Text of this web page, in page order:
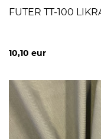
FUTER TT-100
10,10 eur